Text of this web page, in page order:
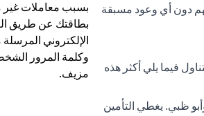
دون أي وعود مسبقة
فيما يلي أكثر هذه
ظبي. يغطي التأمين
بسبب معاملات غير
بطاقتك عن طريق
الإلكتروني
وكلمة المرور
مزيف.